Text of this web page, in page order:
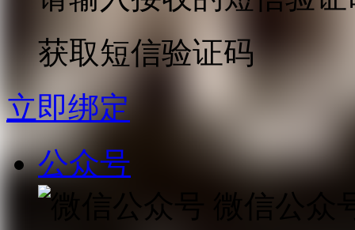
获取短信验证码
立即绑定
公众号
微信公众